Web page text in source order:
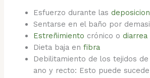
Esfuerzo durante las
Sentarse en el baño por
Estreñimiento crónico odiarrea
Dieta baja enfibra
Debilitamiento de los tejidos
ano y recto: Esto puede